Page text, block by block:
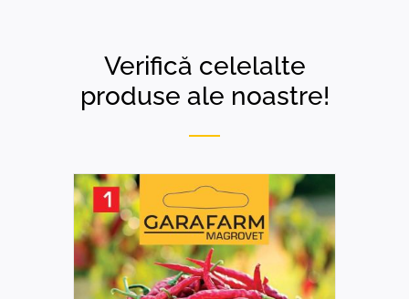
Verifică celelalte
produse ale noastre!